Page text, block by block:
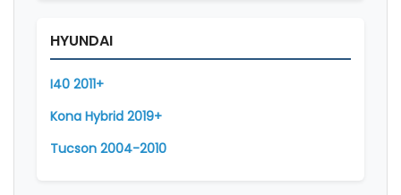
HYUNDAI
I40 2011+
Kona Hybrid 2019+
Tucson 2004-2010